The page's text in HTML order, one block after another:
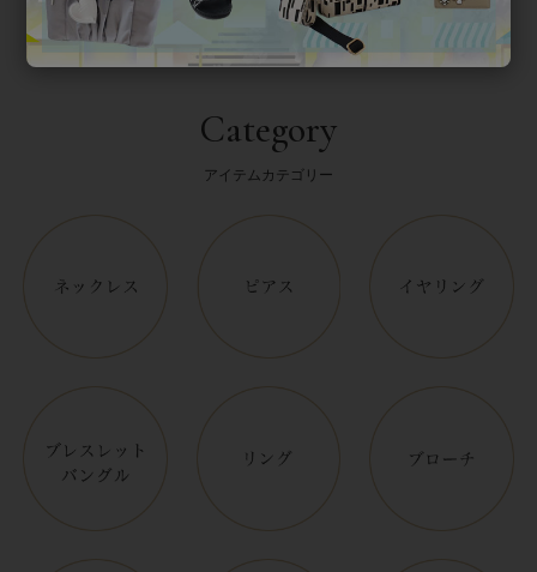
Category
アイテムカテゴリー